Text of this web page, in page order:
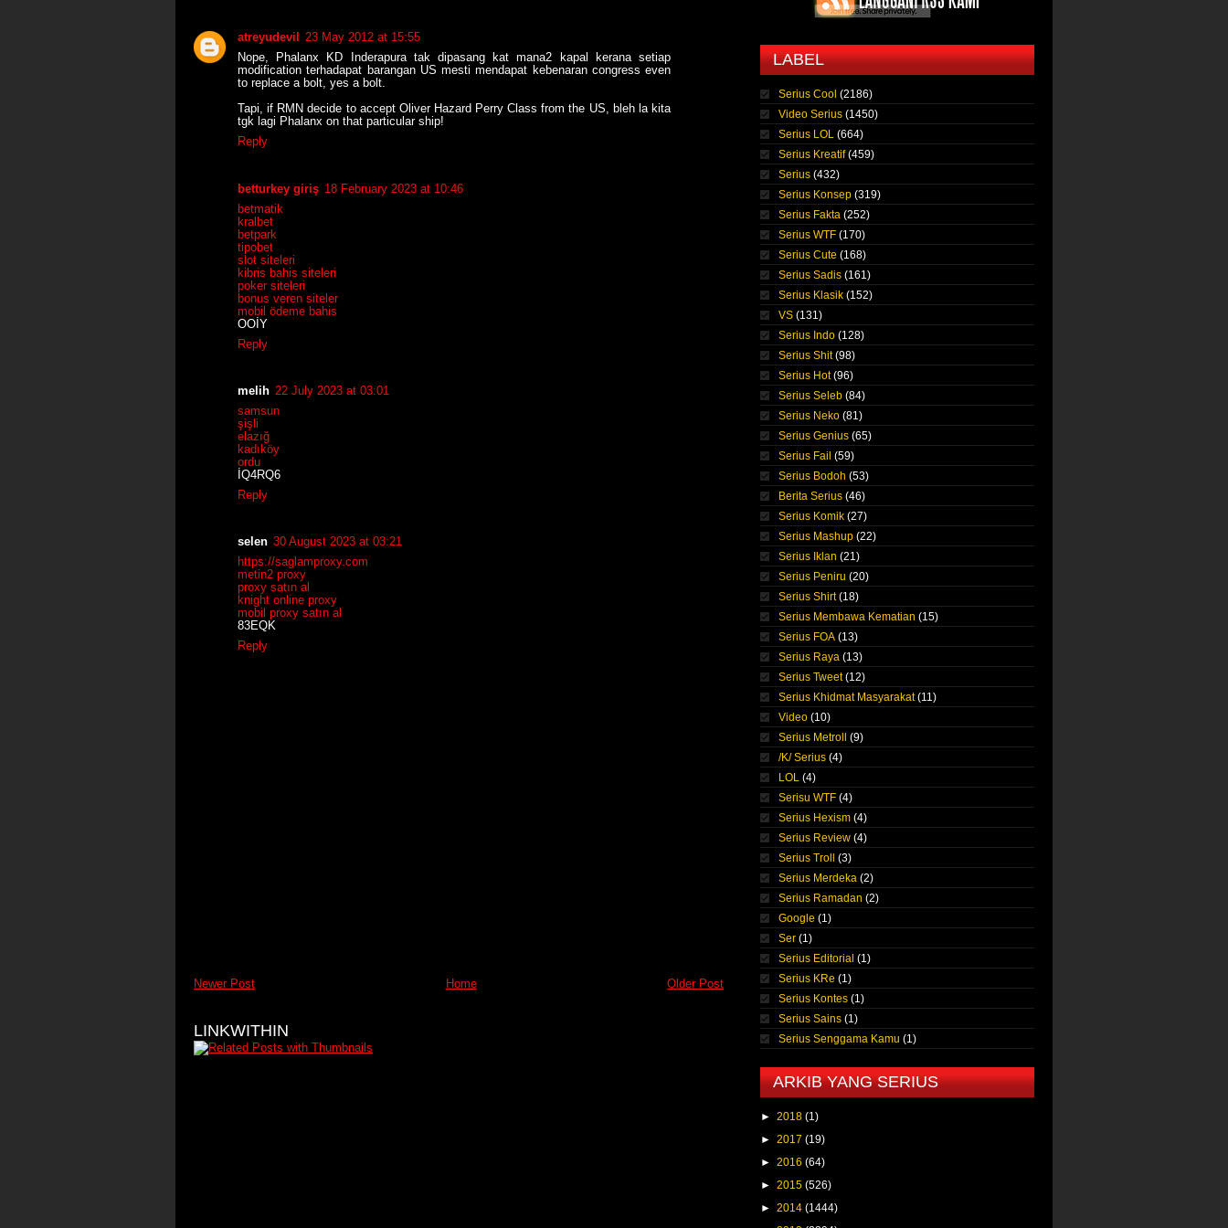
atreyudevil
23 May 2012 at 15:55
Nope, Phalanx KD Inderapura tak dipasang kat mana2 kapal kerana setiap
modification terhadapat barangan US mesti mendapat kebenaran congress even
to replace a bolt, yes a bolt.
Tapi, if RMN decide to accept Oliver Hazard Perry Class from the US, bleh la kita
tgk lagi Phalanx on that particular ship!
Reply
betturkey giriş 18 February 2023 at 10:46
betmatik
kralbet
betpark
tipobet
slot siteleri
kibris bahis siteleri
poker siteleri
bonus veren siteler
mobil ödeme bahis
OOİY
Reply
melih 22 July 2023 at 03:01
samsun
şişli
elazığ
kadıköy
ordu
İQ4RQ6
Reply
selen 30 August 2023 at 03:21
https://saglamproxy.com
metin2 proxy
proxy satın al
knight online proxy
mobil proxy satın al
83EQK
Reply
Newer Post Older Post
Home
LINKWITHIN
LABEL
Serius Cool (2186)
Video Serius (1450)
Serius LOL (664)
Serius Kreatif (459)
Serius (432)
Serius Konsep (319)
Serius Fakta (252)
Serius WTF (170)
Serius Cute (168)
Serius Sadis (161)
Serius Klasik (152)
VS (131)
Serius Indo (128)
Serius Shit (98)
Serius Hot (96)
Serius Seleb (84)
Serius Neko (81)
Serius Genius (65)
Serius Fail (59)
Serius Bodoh (53)
Berita Serius (46)
Serius Komik (27)
Serius Mashup (22)
Serius Iklan (21)
Serius Peniru (20)
Serius Shirt (18)
Serius Membawa Kematian (15)
Serius FOA (13)
Serius Raya (13)
Serius Tweet (12)
Serius Khidmat Masyarakat (11)
Video (10)
Serius Metroll
(9)
/K/ Serius (4)
LOL (4)
Serisu WTF (4)
Serius Hexism (4)
Serius Review (4)
Serius Troll
(3)
Serius Merdeka (2)
Serius Ramadan (2)
Google (1)
Ser (1)
Serius Editorial (1)
Serius KRe (1)
Serius Kontes (1)
Serius Sains (1)
Serius Senggama Kamu (1)
ARKIB YANG SERIUS
► 2018 (1)
► 2017 (19)
► 2016 (64)
► 2015 (526)
► 2014 (1444)